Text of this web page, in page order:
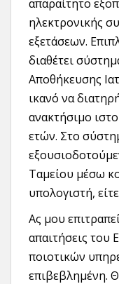
απαραίτητο
ηλεκτρονικής
εξετάσεων.
διαθέτει
Αποθήκευσης
ικανό να
ανακτήσιμο
ετών. Στο
Ταμείου μέσω
υπολογιστή,
Ας μου
απαιτήσεις
ποιοτικών
επιβεβλημένη.